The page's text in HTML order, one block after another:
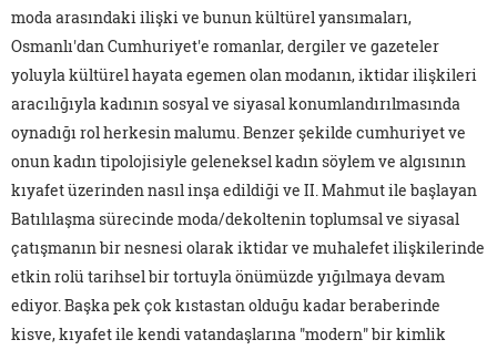
moda arasındaki ilişki ve bunun kültürel yansımaları,
Osmanlı'dan Cumhuriyet'e romanlar, dergiler ve gazeteler
yoluyla kültürel hayata egemen olan modanın, iktidar ilişkileri
aracılığıyla kadının sosyal ve siyasal konumlandırılmasında
oynadığı rol herkesin malumu. Benzer şekilde cumhuriyet ve
onun kadın tipolojisiyle geleneksel kadın söylem ve algısının
kıyafet üzerinden nasıl inşa edildiği ve II. Mahmut ile başlayan
Batılılaşma sürecinde moda/dekoltenin toplumsal ve siyasal
çatışmanın bir nesnesi olarak iktidar ve muhalefet ilişkilerinde
etkin rolü tarihsel bir tortuyla önümüzde yığılmaya devam
ediyor. Başka pek çok kıstastan olduğu kadar beraberinde
kisve, kıyafet ile kendi vatandaşlarına "modern" bir kimlik